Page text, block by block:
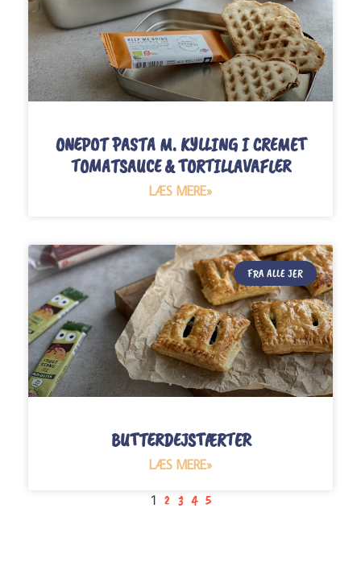
ONEPOT PASTA M. KYLLING I CREMET
TOMATSAUCE & TORTILLAVAFLER
LÆS MERE»
FRA ALLE JER
BUTTERDEJSTÆRTER
LÆS MERE»
1 2 3 4 5